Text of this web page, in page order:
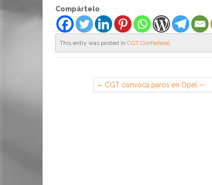
Compártelo
This entry was posted in CGT Confederal.
CGT convoca paros en Opel —
FESIM CGT-METAL